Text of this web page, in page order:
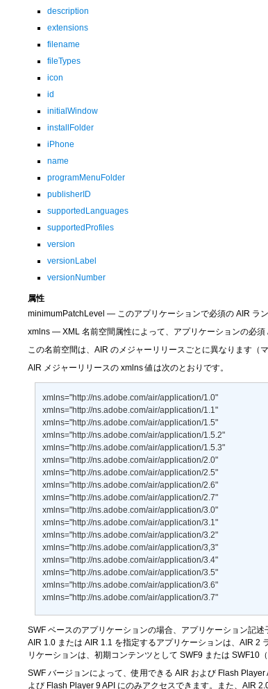
description
extensions
filename
fileTypes
icon
id
initialWindow
installFolder
iPhone
name
programMenuFolder
publisherID
supportedLanguages
supportedProfiles
version
versionLabel
versionNumber
属性
minimumPatchLevel — このアプリケーションで必須の AIR ラン
xmlns — XML 名前空間属性によって、アプリケーションの必須
この名前空間は、AIR のメジャーリリースごとに異なります（
AIR メジャーリリースの xmlns 値は次のとおりです。
xmlns="http://ns.adobe.com/air/application/1.0"
xmlns="http://ns.adobe.com/air/application/1.1"
xmlns="http://ns.adobe.com/air/application/1.5"
xmlns="http://ns.adobe.com/air/application/1.5.2"
xmlns="http://ns.adobe.com/air/application/1.5.3"
xmlns="http://ns.adobe.com/air/application/2.0"
xmlns="http://ns.adobe.com/air/application/2.5"
xmlns="http://ns.adobe.com/air/application/2.6"
xmlns="http://ns.adobe.com/air/application/2.7"
xmlns="http://ns.adobe.com/air/application/3.0"
xmlns="http://ns.adobe.com/air/application/3.1"
xmlns="http://ns.adobe.com/air/application/3.2"
xmlns="http://ns.adobe.com/air/application/3,3"
xmlns="http://ns.adobe.com/air/application/3.4"
xmlns="http://ns.adobe.com/air/application/3.5"
xmlns="http://ns.adobe.com/air/application/3.6"
xmlns="http://ns.adobe.com/air/application/3.7"
SWF ベースのアプリケーションの場合、アプリケーション記
AIR 1.0 または AIR 1.1 を指定するアプリケーションは、AIR
リケーションは、初期コンテンツとして SWF9 または SWF10
SWF バージョンによって、使用できる AIR および Flash
よび Flash Player 9 API にのみアクセスできます。また、AIR